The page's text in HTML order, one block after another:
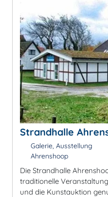
Strandhalle
Galerie, Ausstellung
Ahrenshoop
Die Strandhalle
traditionelle
und die Kunstauktion